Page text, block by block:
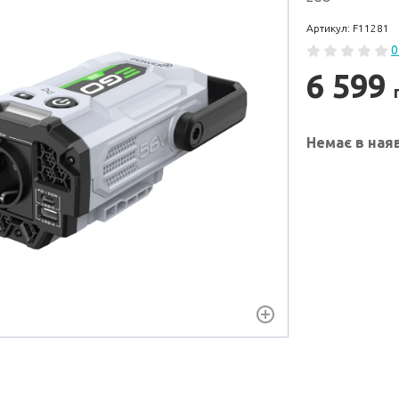
Артикул: F11281
6 599
Немає в